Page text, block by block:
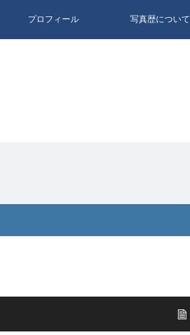
プロフィール 写真歴について